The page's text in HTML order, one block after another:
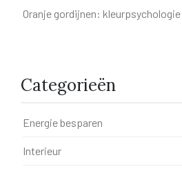
Oranje gordijnen:
Categorieën
Energie besparen
Interieur